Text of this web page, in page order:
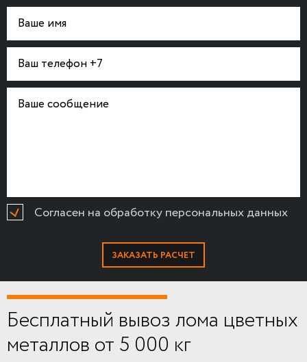
Согласен на обработку персональных данных
Бесплатный вывоз лома цветных
металлов от 5 000 кг